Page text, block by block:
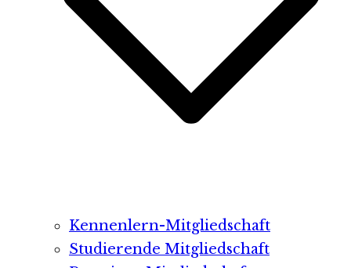
Kennenlern-Mitgliedschaft
Studierende Mitgliedschaft